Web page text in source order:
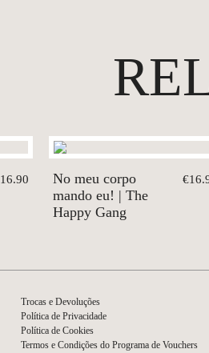
No meu corpo
mando eu! | The
Happy Gang
Trocas e Devoluções
Política de Privacidade
Política de Cookies
Termos e Condições do Programa de Vouchers